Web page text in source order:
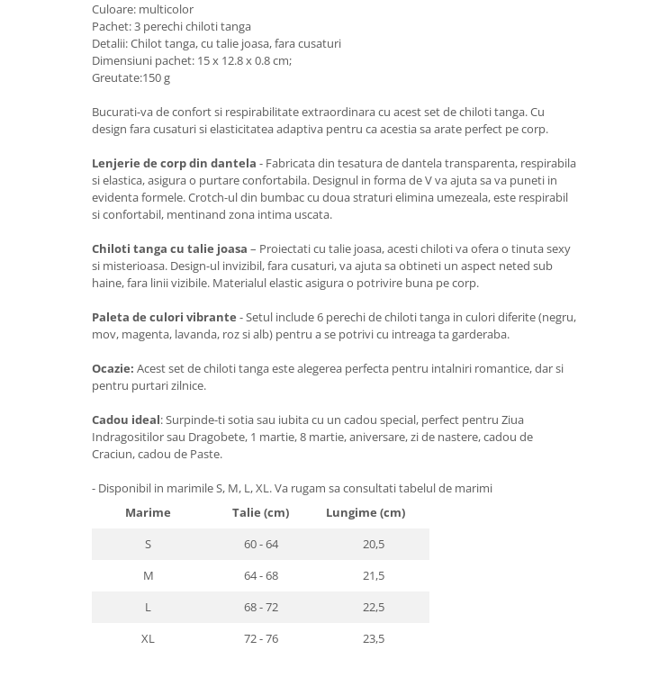
Culoare: multicolor
Pachet: 3 perechi chiloti tanga
Detalii: Chilot tanga, cu talie joasa, fara cusaturi
Dimensiuni pachet: 15 x 12.8 x 0.8 cm;
Greutate:150 g
Bucurati-va de confort si respirabilitate extraordinara cu acest set de chiloti tanga. Cu
design fara cusaturi si elasticitatea adaptiva pentru ca acestia sa arate perfect pe corp.
Lenjerie de corp din dantela - Fabricata din tesatura de dantela transparenta, respirabila
si elastica, asigura o purtare confortabila. Designul in forma de V va ajuta sa va puneti in
evidenta formele. Crotch-ul din bumbac cu doua straturi elimina umezeala, este respirabil
si confortabil, mentinand zona intima uscata.
Chiloti tanga cu talie joasa – Proiectati cu talie joasa, acesti chiloti va ofera o tinuta sexy
si misterioasa. Design-ul invizibil, fara cusaturi, va ajuta sa obtineti un aspect neted sub
haine, fara linii vizibile. Materialul elastic asigura o potrivire buna pe corp.
Paleta de culori vibrante - Setul include 6 perechi de chiloti tanga in culori diferite (negru,
mov, magenta, lavanda, roz si alb) pentru a se potrivi cu intreaga ta garderaba.
Ocazie: Acest set de chiloti tanga este alegerea perfecta pentru intalniri romantice, dar si
pentru purtari zilnice.
Cadou ideal: Surpinde-ti sotia sau iubita cu un cadou special, perfect pentru Ziua
Indragositilor sau Dragobete, 1 martie, 8 martie, aniversare, zi de nastere, cadou de
Craciun, cadou de Paste.
- Disponibil in marimile S, M, L, XL. Va rugam sa consultati tabelul de marimi
Marime
Talie (cm)
Lungime (cm)
S
60 - 64
20,5
M
64 - 68
21,5
L
68 - 72
22,5
XL
72 - 76 23,5